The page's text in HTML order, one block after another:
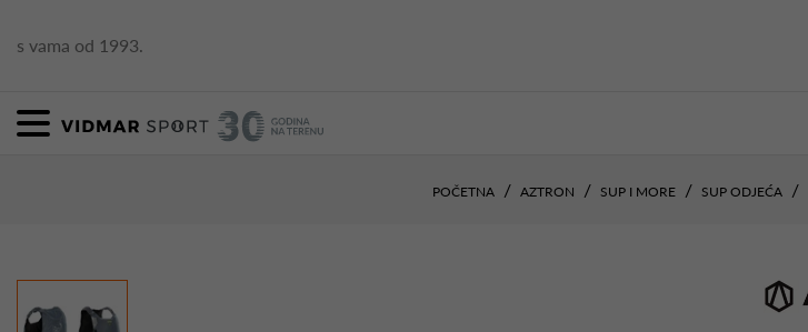
s vama od 1993.
POČETNA AZTRON SUP I MORE SUP ODJEĆA